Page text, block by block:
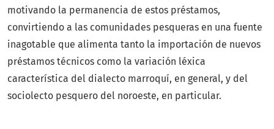
motivando la permanencia de estos préstamos,
convirtiendo a las comunidades pesqueras en una fuente
inagotable que alimenta tanto la importación de nuevos
préstamos técnicos como la variación léxica
característica del dialecto marroquí, en general, y del
sociolecto pesquero del noroeste, en particular.